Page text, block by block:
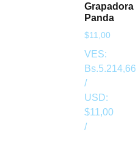
Grapadora
Panda
$11,00
VES:
Bs.5.214,66
/
USD:
$11,00
/